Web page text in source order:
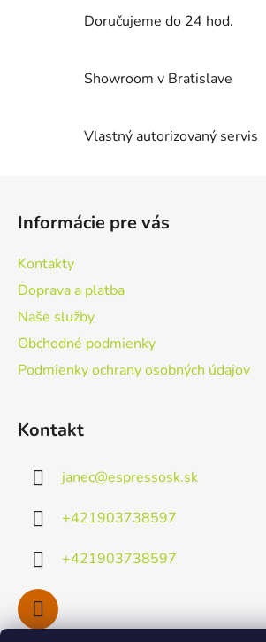
Doručujeme do 24 hod.
Showroom v Bratislave
Vlastný autorizovaný servis
Informácie pre vás
Kontakty
Doprava a platba
Naše služby
Obchodné podmienky
Podmienky ochrany osobných údajov
Kontakt
janec@espressosk.sk
+421903738597
+421903738597